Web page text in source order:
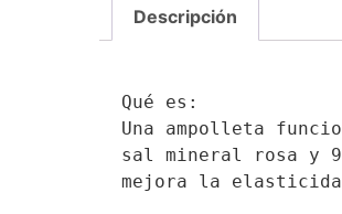
Descripción
Qué es:
Una ampolleta
sal mineral rosa y
mejora la